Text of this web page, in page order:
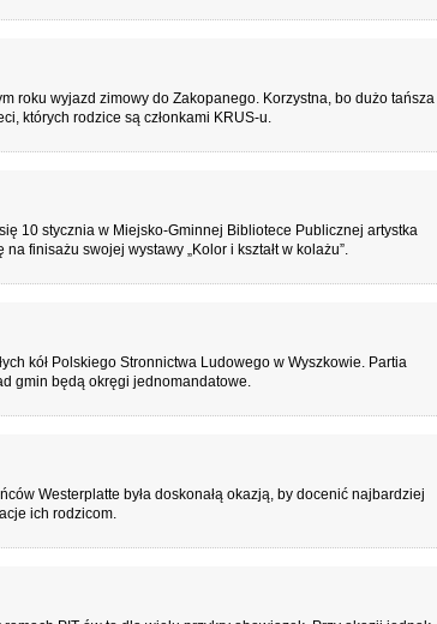
roku wyjazd zimowy do Zakopanego. Korzystna, bo dużo tańsza
których rodzice są członkami KRUS-u.
10 stycznia w Miejsko-Gminnej Bibliotece Publicznej artystka
finisażu swojej wystawy „Kolor i kształt w kolażu”.
kół Polskiego Stronnictwa Ludowego w Wyszkowie. Partia
gmin będą okręgi jednomandatowe.
Westerplatte była doskonałą okazją, by docenić najbardziej
ich rodzicom.